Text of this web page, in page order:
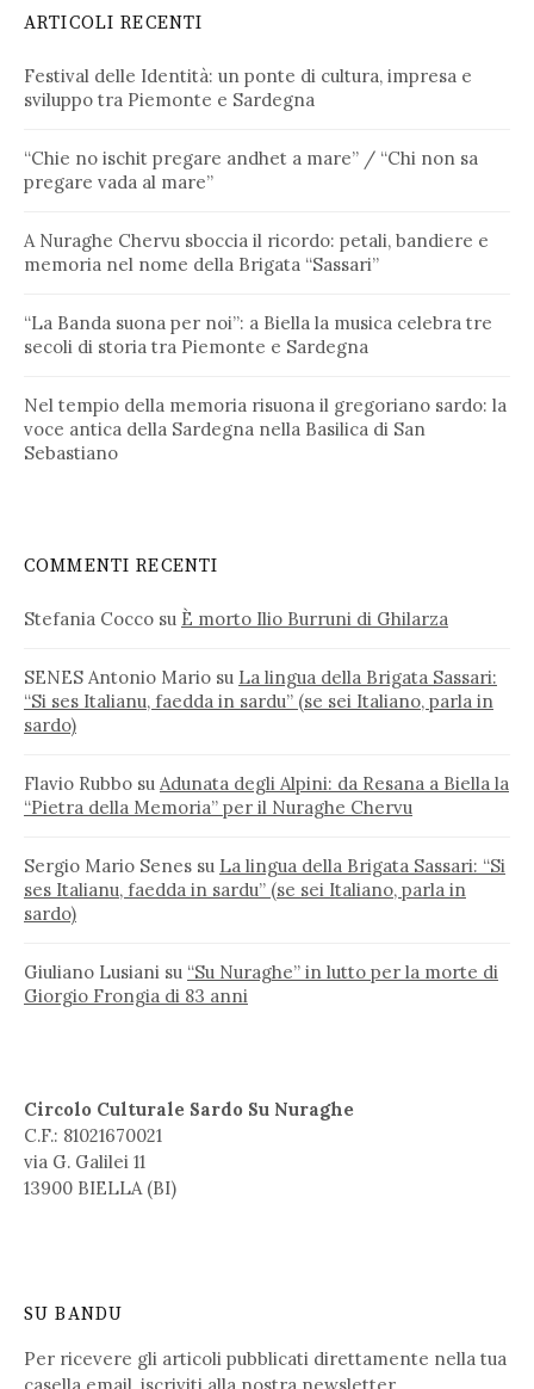
ARTICOLI RECENTI
Festival delle Identità: un ponte di cultura, impresa e
sviluppo tra Piemonte e Sardegna
“Chie no ischit pregare andhet a mare” / “Chi non sa
pregare vada al mare”
A Nuraghe Chervu sboccia il ricordo: petali, bandiere e
memoria nel nome della Brigata “Sassari”
“La Banda suona per noi”: a Biella la musica celebra tre
secoli di storia tra Piemonte e Sardegna
Nel tempio della memoria risuona il gregoriano sardo: la
voce antica della Sardegna nella Basilica di San
Sebastiano
COMMENTI RECENTI
Stefania Cocco su È morto Ilio Burruni di Ghilarza
SENES Antonio Mario su La lingua della Brigata Sassari:
“Si ses Italianu, faedda in sardu” (se sei Italiano, parla in
sardo)
Flavio Rubbo su Adunata degli Alpini: da Resana a Biella la
“Pietra della Memoria” per il Nuraghe Chervu
Sergio Mario Senes su La lingua della Brigata Sassari: “Si
ses Italianu, faedda in sardu” (se sei Italiano, parla in
sardo)
Giuliano Lusiani su “Su Nuraghe” in lutto per la morte di
Giorgio Frongia di 83 anni
Circolo Culturale Sardo Su Nuraghe
C.F.: 81021670021
via G. Galilei 11
13900 BIELLA (BI)
SU BANDU
Per ricevere gli articoli pubblicati direttamente nella tua